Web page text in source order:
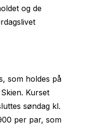
og de
som holdes på
Kurset
søndag kl.
per par, som